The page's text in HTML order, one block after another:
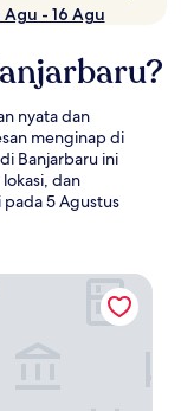
Agu - 16 Agu
nyata dan
menginap di
Banjarbaru ini
dan
pada5 Agustus